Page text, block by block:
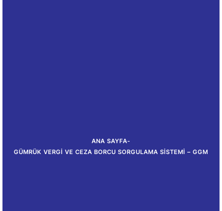
ANA SAYFA-
GÜMRÜK VERGI VE CEZA BORCU SORGULAMA SISTEMI – GGM